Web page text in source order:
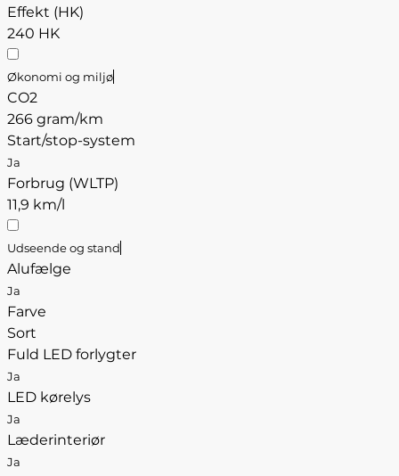
Effekt (HK)
240 HK
Økonomi og miljø
CO2
266 gram/km
Start/stop-system
Ja
Forbrug (WLTP)
11,9 km/l
Udseende og stand
Alufælge
Ja
Farve
Sort
Fuld LED forlygter
Ja
LED kørelys
Ja
Læderinteriør
Ja